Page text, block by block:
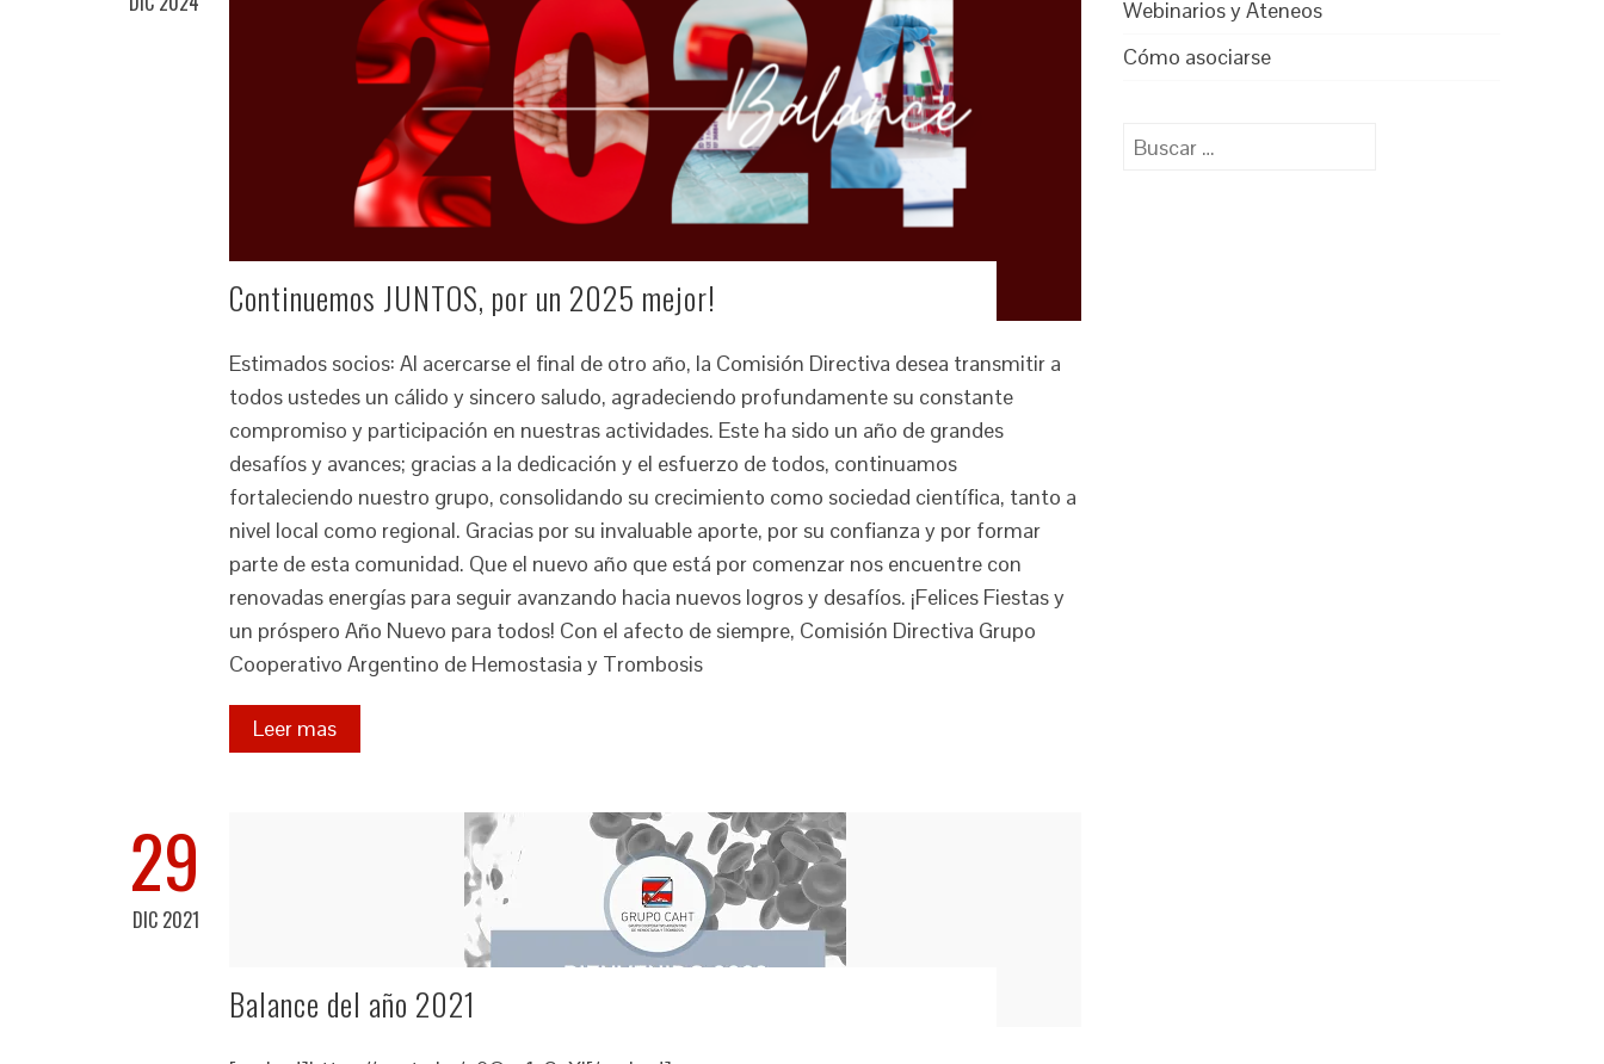
Continuemos JUNTOS, por un 2025 mejor!
Estimados socios: Al acercarse el final de otro año, la Comisión Directiva desea transmitir a
todos ustedes un cálido y sincero saludo, agradeciendo profundamente su constante
compromiso y participación en nuestras actividades. Este ha sido un año de grandes
desafíos y avances; gracias a la dedicación y el esfuerzo de todos, continuamos
fortaleciendo nuestro grupo, consolidando su crecimiento como sociedad científica, tanto a
nivel local como regional. Gracias por su invaluable aporte, por su confianza y por formar
parte de esta comunidad. Que el nuevo año que está por comenzar nos encuentre con
renovadas energías para seguir avanzando hacia nuevos logros y desafíos. ¡Felices Fiestas y
un próspero Año Nuevo para todos! Con el afecto de siempre, Comisión Directiva Grupo
Cooperativo Argentino de Hemostasia y Trombosis
Leer mas
29
DIC 2021
Balance del año 2021
Webinarios y Ateneos
Cómo asociarse
Buscar: